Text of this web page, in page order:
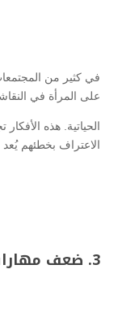
في كثير من
على المرأة في
الحياتية. هذه
الاعتراف بخطئهم يُعد
3. ضعف مهارات التواصل